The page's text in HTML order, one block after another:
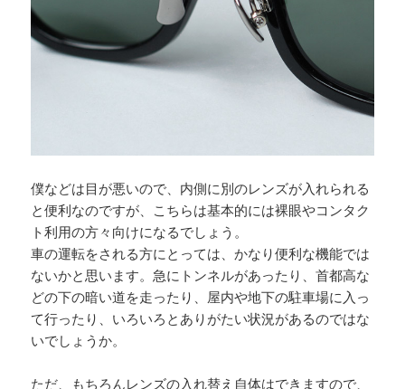
僕などは目が悪いので、内側に別のレンズが入れられる
と便利なのですが、こちらは基本的には裸眼やコンタク
ト利用の方々向けになるでしょう。
車の運転をされる方にとっては、かなり便利な機能では
ないかと思います。急にトンネルがあったり、首都高な
どの下の暗い道を走ったり、屋内や地下の駐車場に入っ
て行ったり、いろいろとありがたい状況があるのではな
いでしょうか。
ただ、もちろんレンズの入れ替え自体はできますので、